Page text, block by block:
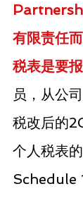
有限责任
税表是要报
员，从公
税改后的
个人税表
Schedule